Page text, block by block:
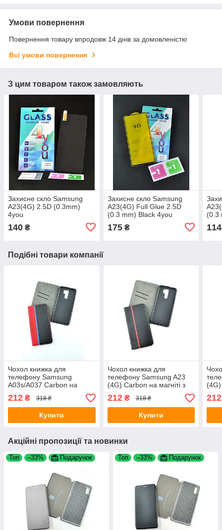
Умови повернення
Повернення товару впродовж 14 днів за домовленістю
Всі умови повернення
З цим товаром також замовляють
Захисне скло Samsung
A23(4G) 2.5D (0.3mm)
4you
140 ₴
Захисне скло Samsung
A23(4G) Full Glue 2.5D
(0.3 mm) Black 4you
175₴
(0.3
114
Подібні товари компанії
Чохол книжка для
телефону Samsung
A03s/A037 Carbon на
магніті з функцією
підставки і кишенею для
карток Red/black 4you
212 ₴ 318 ₴
Купити
Чохол книжка для
телефону Samsung A23
(4G) Carbon на магніті з
функцією підставки і
кишенею для карток Black
4you
212₴ 318 ₴
Купити
(4G)
212
Акційні пропозиції та новинки
Топ –33% Подарунок Топ –33% Подарунок